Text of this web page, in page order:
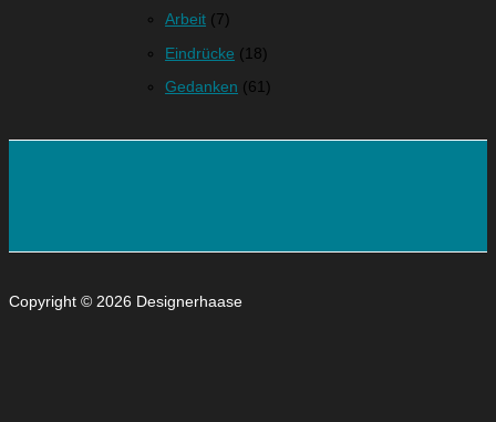
Arbeit (7)
Eindrücke (18)
Gedanken (61)
Copyright © 2026 Designerhaase